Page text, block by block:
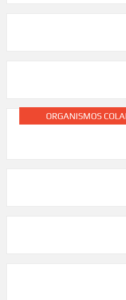
ORGANISMOS